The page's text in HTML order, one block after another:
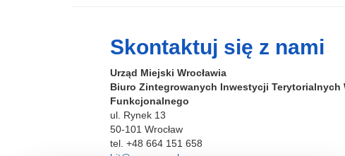
Skontaktuj się z nami
Urząd Miejski Wrocławia
Biuro Zintegrowanych Inwestycji Terytorialnych
Funkcjonalnego
ul. Rynek 13
50-101 Wrocław
tel. +48 664 151 658